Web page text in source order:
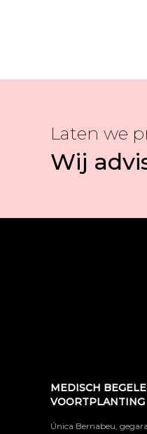
Laten we
Wij
MEDISCH
VOORTPLANTING
Única Bernabeu,